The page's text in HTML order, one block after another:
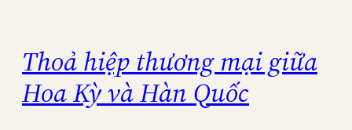
Thoả hiệp thương mại giữa
Hoa Kỳ và Hàn Quốc